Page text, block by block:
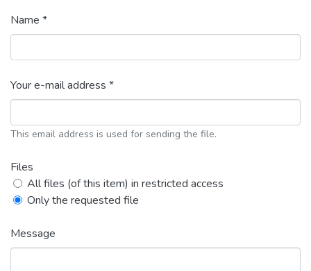
Name *
Your e-mail address *
This email address is used for sending the file.
Files
All files (of this item) in restricted access
Only the requested file
Message